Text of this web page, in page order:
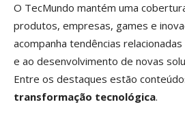
O TecMundo mantém uma
produtos, empresas, games e
acompanha tendências
e ao desenvolvimento de novas
Entre os destaques estão
transformação tecnológica.